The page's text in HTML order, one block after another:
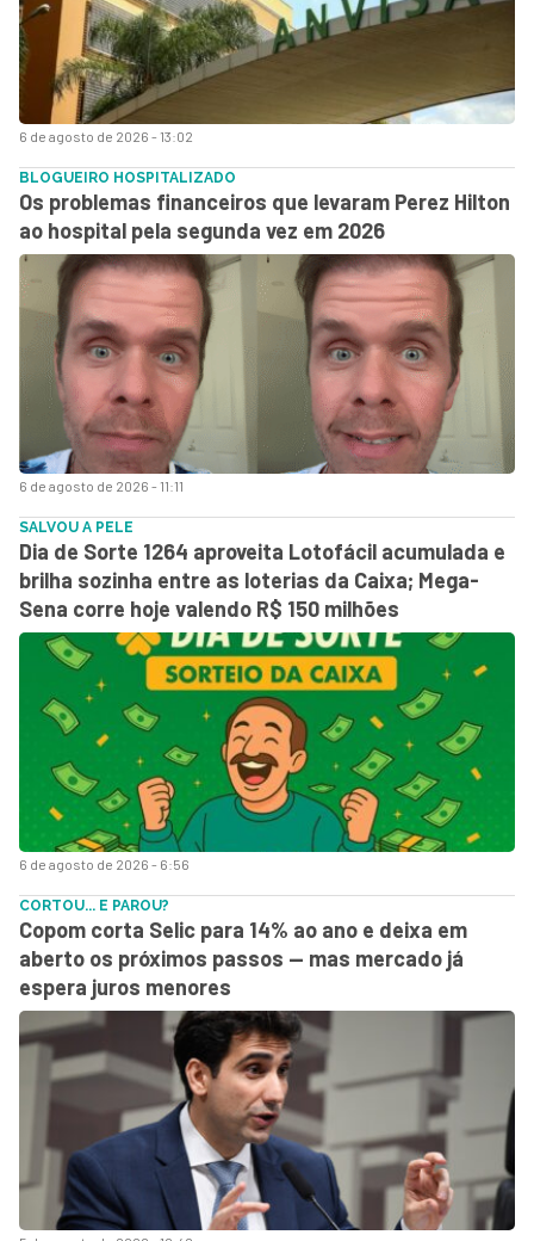
6 de agosto de 2026 - 13:02
6 de agosto de 2026 - 11:11
BLOGUEIRO HOSPITALIZADO
Os problemas financeiros que levaram Perez Hilton
ao hospital pela segunda vez em 2026
6 de agosto de 2026 - 6:56
SALVOU A PELE
Dia de Sorte 1264 aproveita Lotofácil acumulada e
brilha sozinha entre as loterias da Caixa; Mega-
Sena corre hoje valendo R$ 150 milhões
CORTOU... E PAROU?
Copom corta Selic para 14% ao ano e deixa em
aberto os próximos passos — mas mercado já
espera juros menores